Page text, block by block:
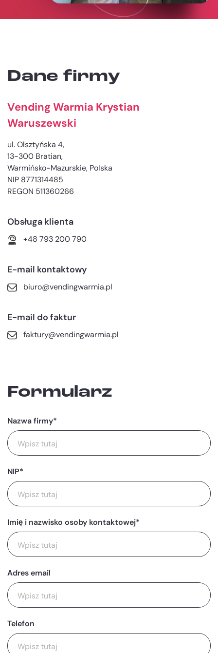
Dane firmy
Vending Warmia Krystian
Waruszewski
ul. Olsztyńska 4,
13-300 Bratian,
Warmińsko-Mazurskie, Polska
NIP 8771314485
REGON 511360266
Obsługa klienta
+48 793 200 790
E-mail kontaktowy
biuro@vendingwarmia.pl
E-mail do faktur
faktury@vendingwarmia.pl
Formularz
Nazwa firmy*
NIP*
Imię i nazwisko osoby kontaktowej*
Adres email
Telefon